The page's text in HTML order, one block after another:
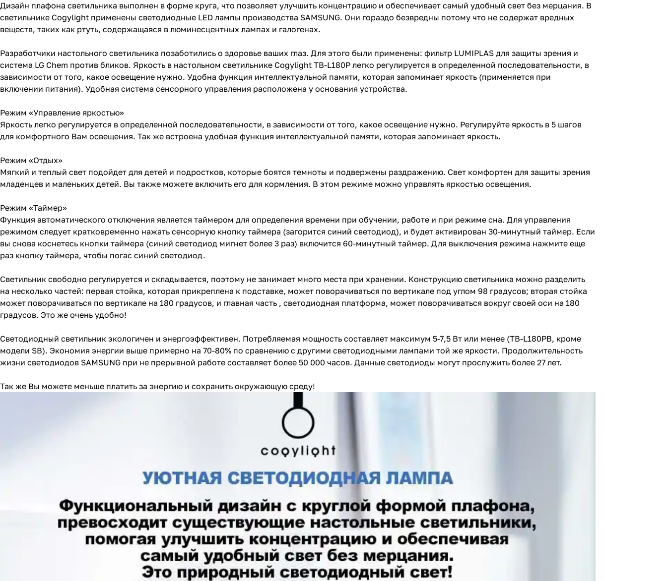
Дизайн плафона светильника выполнен в форме круга, что позволяет улучшить концентрацию и обеспечивает самый удобный свет без мерцания. В
светильнике Cogylight применены светодиодные LED лампы производства SAMSUNG. Они гораздо безвредны потому что не содержат вредных
веществ, таких как ртуть, содержащаяся в люминесцентных лампах и галогенах.
Разработчики настольного светильника позаботились о здоровье ваших глаз. Для этого были применены: фильтр LUMIPLAS для защиты зрения и
система LG Chem против бликов. Яркость в настольном светильнике Cogylight TB-L180P легко регулируется в определенной последовательности, в
зависимости от того, какое освещение нужно. Удобна функция интеллектуальной памяти, которая запоминает яркость (применяется при
включении питания). Удобная система сенсорного управления расположена у основания устройства.
Режим «Управление яркостью»
Яркость легко регулируется в определенной последовательности, в зависимости от того, какое освещение нужно. Регулируйте яркость в 5 шагов
для комфортного Вам освещения. Так же встроена удобная функция интеллектуальной памяти, которая запоминает яркость.
Режим «Отдых»
Мягкий и теплый свет подойдет для детей и подростков, которые боятся темноты и подвержены раздражению. Свет комфортен для защиты зрения
младенцев и маленьких детей. Вы также можете включить его для кормления. В этом режиме можно управлять яркостью освещения.
Режим «Таймер»
Функция автоматического отключения является таймером для определения времени при обучении, работе и при режиме сна. Для управления
режимом следует кратковременно нажать сенсорную кнопку таймера (загорится синий светодиод), и будет активирован 30-минутный таймер. Если
вы снова коснетесь кнопки таймера (синий светодиод мигнет более 3 раз) включится 60-минутный таймер. Для выключения режима нажмите еще
раз кнопку таймера, чтобы погас синий светодиод.
Светильник свободно регулируется и складывается, поэтому не занимает много места при хранении. Конструкцию светильника можно разделить
на несколько частей: первая стойка, которая прикреплена к подставке, может поворачиваться по вертикале под углом 98 градусов; вторая стойка
может поворачиваться по вертикале на 180 градусов, и главная часть , светодиодная платформа, может поворачиваться вокруг своей оси на 180
градусов. Это же очень удобно!
Светодиодный светильник экологичен и энергоэффективен. Потребляемая мощность составляет максимум 5-7,5 Вт или менее (TB-L180PB, кроме
модели SB). Экономия энергии выше примерно на 70-80% по сравнению с другими светодиодными лампами той же яркости. Продолжительность
жизни светодиодов SAMSUNG при не прерывной работе составляет более 50 000 часов. Данные светодиоды могут прослужить более 27 лет.
Так же Вы можете меньше платить за энергию и сохранить окружающую среду!